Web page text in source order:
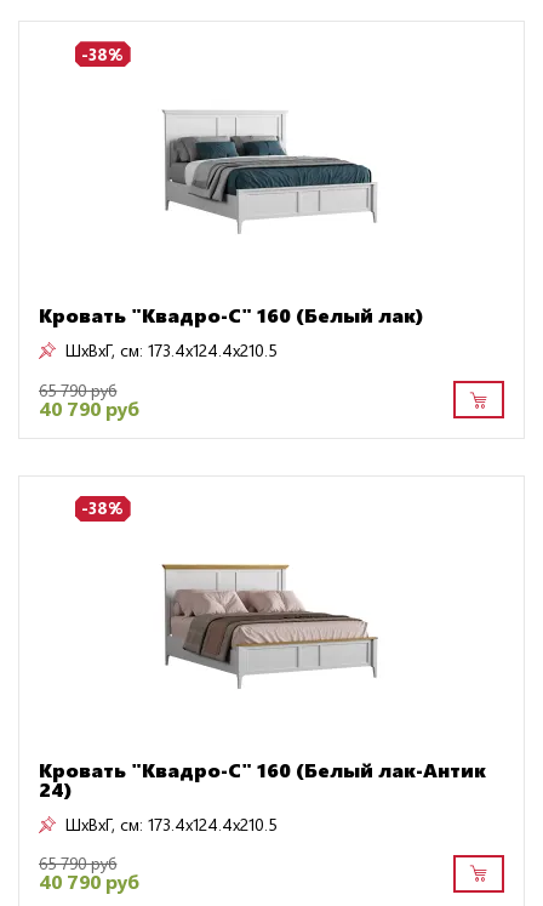
-38%
Кровать "Квадро-С" 160 (Белый лак)
ШxВxГ, см: 173.4x124.4x210.5
65 790 руб
40 790 руб
-38%
Кровать "Квадро-С" 160 (Белый лак-Антик
24)
ШxВxГ, см: 173.4x124.4x210.5
65 790 руб
40 790 руб